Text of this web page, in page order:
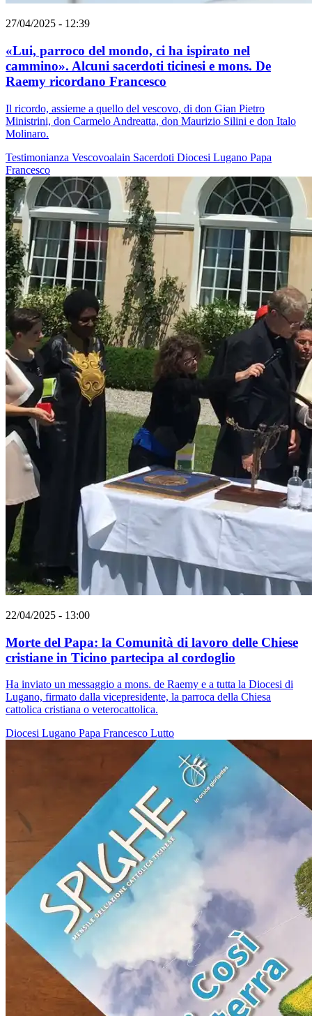
27/04/2025 - 12:39
«Lui, parroco del mondo, ci ha ispirato nel
cammino». Alcuni sacerdoti ticinesi e mons. De
Raemy ricordano Francesco
Il ricordo, assieme a quello del vescovo, di don Gian Pietro
Ministrini, don Carmelo Andreatta, don Maurizio Silini e don Italo
Molinaro.
Testimonianza Vescovoalain Sacerdoti Diocesi Lugano Papa
Francesco
22/04/2025 - 13:00
Morte del Papa: la Comunità di lavoro delle Chiese
cristiane in Ticino partecipa al cordoglio
Ha inviato un messaggio a mons. de Raemy e a tutta la Diocesi di
Lugano, firmato dalla vicepresidente, la parroca della Chiesa
cattolica cristiana o veterocattolica.
Diocesi Lugano Papa Francesco Lutto